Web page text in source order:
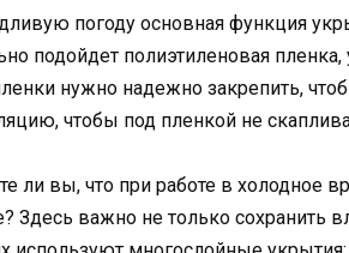
погоду основная функция
подойдет полиэтиленовая
нужно надежно закрепить,
чтобы под пленкой не
ли вы, что при работе в холодное
Здесь важно не только сохранить